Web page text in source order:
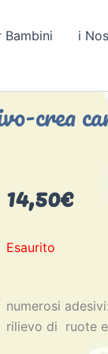
i
crea
14,50€
Esaurito
numerosi
rilievo di ruote